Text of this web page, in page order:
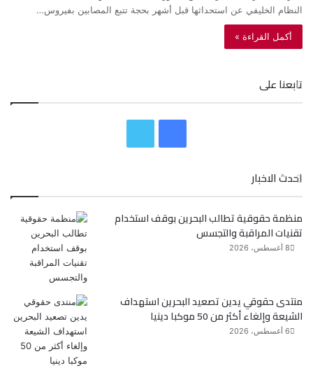
النظام الخليفي عن استحداثها قبل أشهر بحجة تتبع المصابين بفيروس…
أكمل القراءة »
تابعنا على
ب
ت
احدث الاخبار
منظمة حقوقية تطالب البحرين بوقف استخدام
تقنيات المراقبة والتجسس
8 أغسطس، 2026
منتدى حقوقي يدين تصعيد البحرين استهداف
الشيعة وإلغاء أكثر من 50 موكبا دينيا
6 أغسطس، 2026